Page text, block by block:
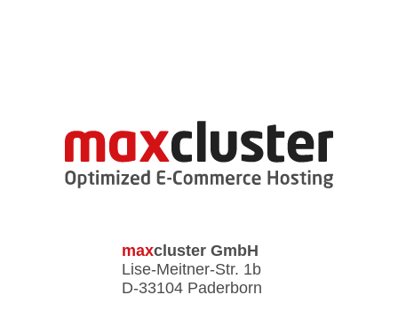
maxclusterGmbH
Lise-Meitner-Str. 1b
D-33104 Paderborn